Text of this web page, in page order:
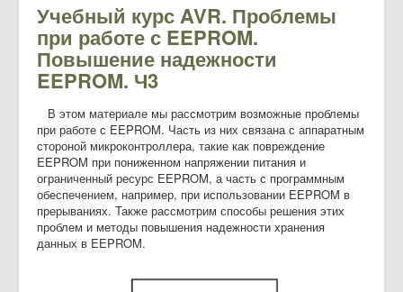
Учебный курс AVR. Проблемы
при работе с EEPROM.
Повышение надежности
EEPROM. Ч3
В этом материале мы рассмотрим возможные проблемы
при работе с EEPROM. Часть из них связана с аппаратным
стороной микроконтроллера, такие как повреждение
EEPROM при пониженном напряжении питания и
ограниченный ресурс EEPROM, а часть с программным
обеспечением, например, при использовании EEPROM в
прерываниях. Также рассмотрим способы решения этих
проблем и методы повышения надежности хранения
данных в EEPROM.